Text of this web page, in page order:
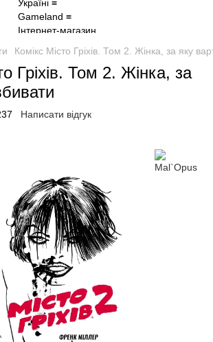
Комікс Місто Гріхів. Том 2. Жінка, за яку
Гріхів. Том 2. Жінка, за
Написати відгук